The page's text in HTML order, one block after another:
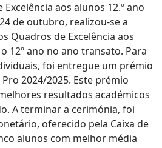
aos alunos 12.º ano
de outubro, realizou-se a
Quadros de Excelência aos
12º ano no ano transato. Para
foi entregue um prémio
2024/2025. Este prémio
resultados académicos
A terminar a cerimónia, foi
oferecido pela Caixa de
alunos com melhor média